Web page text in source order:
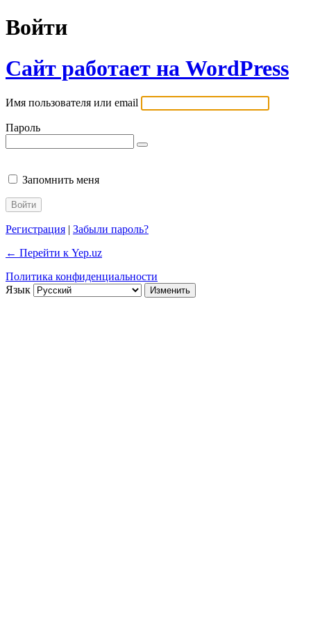
Войти
Сайт работает на WordPress
Имя пользователя или email
Пароль
Запомнить меня
Регистрация | Забыли пароль?
← Перейти к Yep.uz
Политика конфиденциальности
Язык